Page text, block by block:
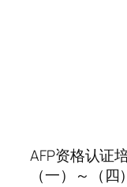
AFP资格认证
（一）～（四）